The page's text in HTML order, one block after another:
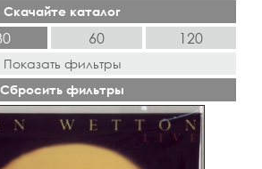
Скачайте каталог
60 120
Показать фильтры
Сбросить фильтры